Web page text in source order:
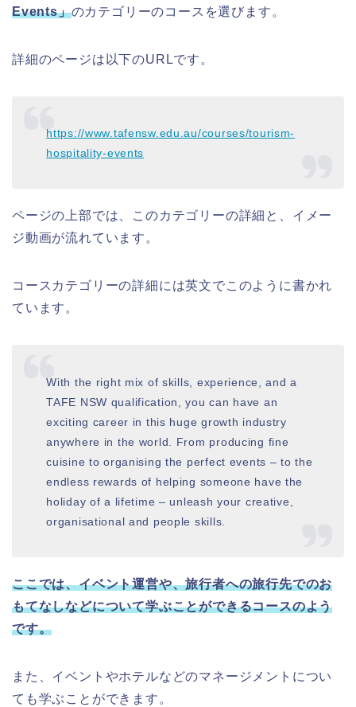
Events」のカテゴリーのコースを選びます。
詳細のページは以下のURLです。
https://www.tafensw.edu.au/courses/tourism-
hospitality-events
ページの上部では、このカテゴリーの詳細と、イメー
ジ動画が流れています。
コースカテゴリーの詳細には英文でこのように書かれ
ています。
With the right mix of skills, experience, and a
TAFE NSW qualification, you can have an
exciting career in this huge growth industry
anywhere in the world. From producing fine
cuisine to organising the perfect events – to the
endless rewards of helping someone have the
holiday of a lifetime – unleash your creative,
organisational and people skills.
ここでは、イベント運営や、旅行者への旅行先でのお
もてなしなどについて学ぶことができるコースのよう
です。
また、イベントやホテルなどのマネージメントについ
ても学ぶことができます。